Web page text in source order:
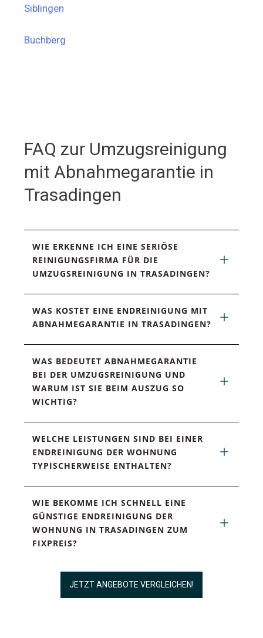
Siblingen
Buchberg
FAQ zur Umzugsreinigung
mit Abnahmegarantie in
Trasadingen
WIE ERKENNE ICH EINE SERIÖSE
REINIGUNGSFIRMA FÜR DIE
UMZUGSREINIGUNG IN TRASADINGEN?
WAS KOSTET EINE ENDREINIGUNG MIT
ABNAHMEGARANTIE IN TRASADINGEN?
WAS BEDEUTET ABNAHMEGARANTIE
BEI DER UMZUGSREINIGUNG UND
WARUM IST SIE BEIM AUSZUG SO
WICHTIG?
WELCHE LEISTUNGEN SIND BEI EINER
ENDREINIGUNG DER WOHNUNG
TYPISCHERWEISE ENTHALTEN?
WIE BEKOMME ICH SCHNELL EINE
GÜNSTIGE ENDREINIGUNG DER
WOHNUNG IN TRASADINGEN ZUM
FIXPREIS?
JETZT ANGEBOTE VERGLEICHEN!